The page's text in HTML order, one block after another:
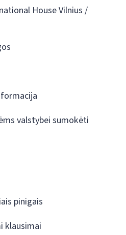
House Vilnius /
valstybei sumokėti
pinigais
klausimai